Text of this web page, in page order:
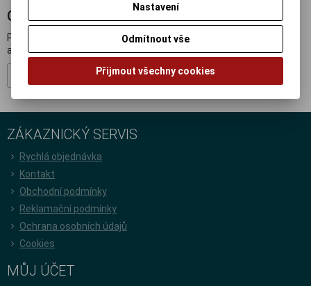
ODBĚR NOVINEK
Přihlašte se k odběru novinek a buďte informováni o novinkách,
akcích a soutěžích.
ZÁKAZNICKÝ SERVIS
Rychlá objednávka
Kontakt
Obchodní podmínky
Reklamační podmínky
Ochrana osobních údajů
Cookies
MŮJ ÚČET
Nastavení
Odmítnout vše
Přijmout všechny cookies